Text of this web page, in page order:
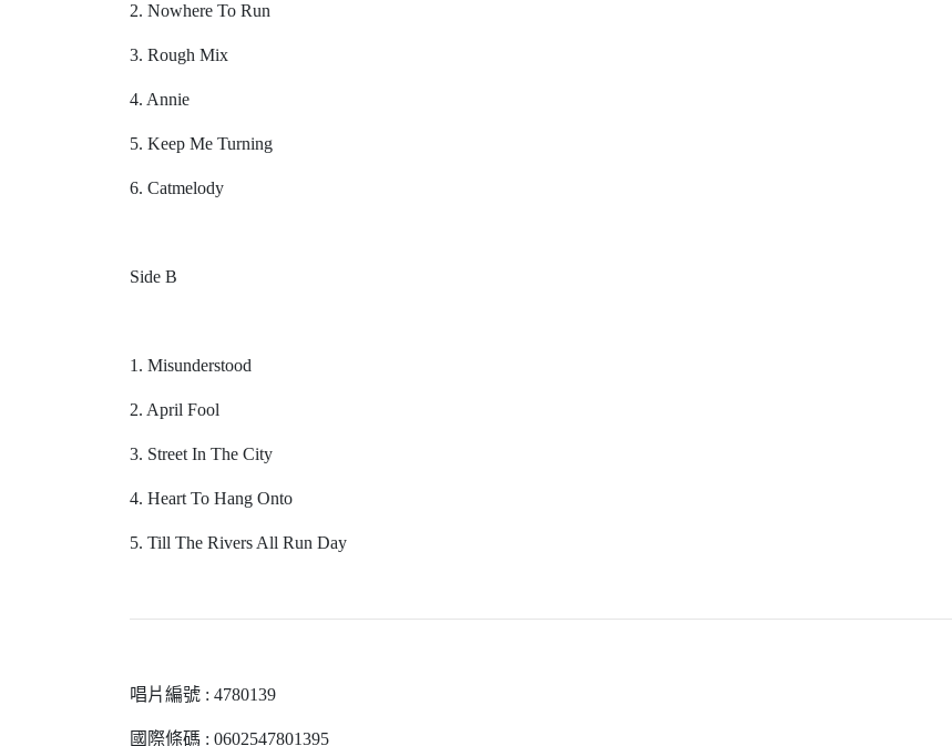
2. Nowhere To Run
3. Rough Mix
4. Annie
5. Keep Me Turning
6. Catmelody
Side B
1. Misunderstood
2. April Fool
3. Street In The City
4. Heart To Hang Onto
5. Till The Rivers All Run Day
唱片編號 : 4780139
國際條碼 : 0602547801395